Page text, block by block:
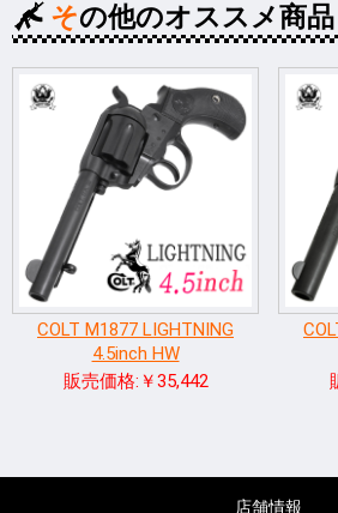
その他のオススメ商品
COLT M1877 LIGHTNING
4.5inch HW
販売価格:￥35,442
店舗情報